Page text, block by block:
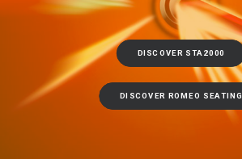
DISCOVER STA2000
DISCOVER ROMEO SEATING